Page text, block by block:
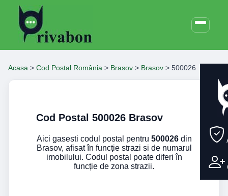
Acasa > Cod Postal România > Brasov > Brasov > 500026
Cod Postal 500026 Brasov
Aici gasesti codul postal pentru 500026din
Brasov, afisat în funcție strazi si de numarul
imobilului. Codul postal poate diferi în
funcție de zona strazii.